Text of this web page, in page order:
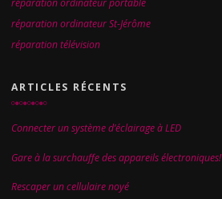
réparation ordinateur portable
réparation ordinateur St-Jérôme
réparation télévision
ARTICLES RÉCENTS
Connecter un système d’éclairage à LED
Gare à la surchauffe des appareils électroniques!
Rescaper un cellulaire noyé